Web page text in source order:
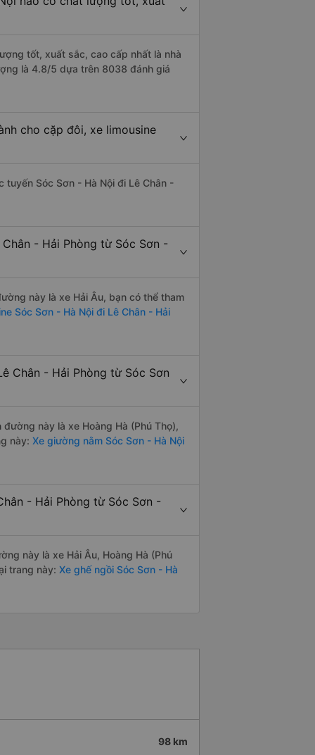
tốt, xuất sắc, cao cấp nhất là nhà
là 4.8/5 dựa trên 8038 đánh giá
cho cặp đôi, xe limousine
tuyến Sóc Sơn - Hà Nội đi Lê Chân -
- Hải Phòng từ Sóc Sơn -
này là xe Hải Âu, bạn có thể tham
Sóc Sơn - Hà Nội đi Lê Chân - Hải
Chân - Hải Phòng từ Sóc Sơn
này là xe Hoàng Hà (Phú Thọ),
này: Xe giường nằm Sóc Sơn - Hà Nội
- Hải Phòng từ Sóc Sơn -
này là xe Hải Âu, Hoàng Hà (Phú
trang này: Xe ghế ngồi Sóc Sơn - Hà
98 km